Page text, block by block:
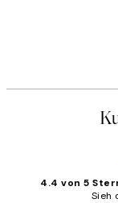
4.4 von 5
Sieh